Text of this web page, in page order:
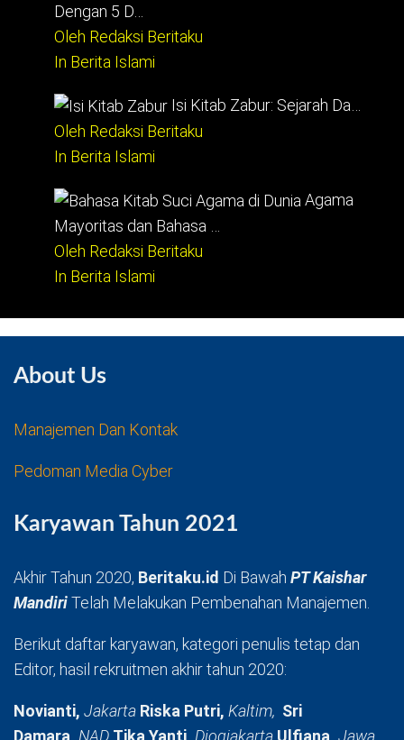
Dengan 5 D…
Oleh Redaksi Beritaku
In Berita Islami
Isi Kitab Zabur: Sejarah Da…
Oleh Redaksi Beritaku
In Berita Islami
Agama
Mayoritas dan Bahasa …
Oleh Redaksi Beritaku
In Berita Islami
About Us
Manajemen Dan Kontak
Pedoman Media Cyber
Karyawan Tahun 2021
Akhir Tahun 2020, Beritaku.id Di Bawah PT Kaishar
MandiriTelah Melakukan Pembenahan Manajemen.
Berikut daftar karyawan, kategori penulis tetap dan
Editor, hasil rekruitmen akhir tahun 2020:
Novianti, Jakarta Riska Putri, Kaltim, Sri
Damara, NAD Tika Yanti, Djogjakarta Ulfiana, Jawa